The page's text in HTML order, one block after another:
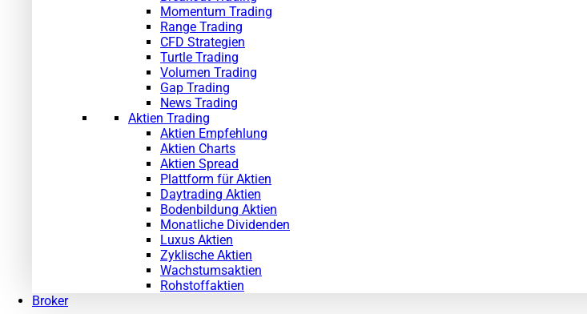
Momentum Trading
Range Trading
CFD Strategien
Turtle Trading
Volumen Trading
Gap Trading
News Trading
Aktien Trading
Aktien Empfehlung
Aktien Charts
Aktien Spread
Plattform für Aktien
Daytrading Aktien
Bodenbildung Aktien
Monatliche Dividenden
Luxus Aktien
Zyklische Aktien
Wachstumsaktien
Rohstoffaktien
Broker